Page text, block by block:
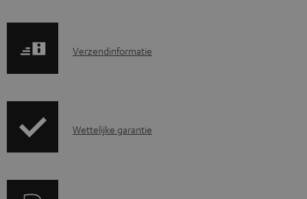
V
e
Verzendinformatie
G
Wettelijke garantie